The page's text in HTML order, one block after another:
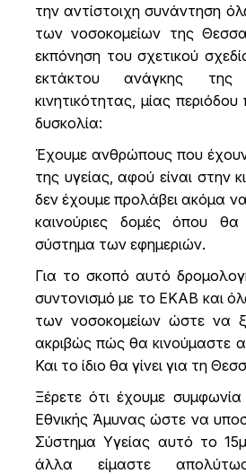
την αντίστοιχη συνάντηση
των νοσοκομείων της
εκπόνηση του σχετικού
εκτάκτου ανάγκης της
κινητικότητας, μίας
δυσκολία:
Έχουμε ανθρώπους που
της υγείας, αφού είναι στην
δεν έχουμε προλάβει ακόμα
καινούριες δομές όπου
σύστημα των εφημεριών.
Για το σκοπό αυτό
συντονισμό με το ΕΚΑΒ και
των νοσοκομείων ώστε να
ακριβώς πώς θα κινούμαστε
Και το ίδιο θα γίνει για τη
Ξέρετε ότι έχουμε
Εθνικής Άμυνας ώστε να
Σύστημα Υγείας αυτό το
άλλα είμαστε